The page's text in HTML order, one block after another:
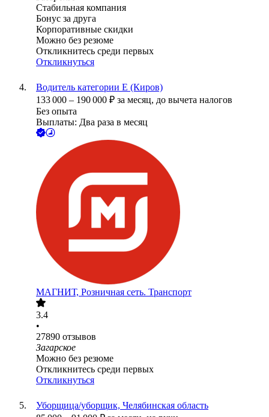
Стабильная компания
Бонус за друга
Корпоративные скидки
Можно без резюме
Откликнитесь среди первых
Откликнуться
Водитель категории Е (Киров)
133 000 – 190 000 ₽ за месяц, до вычета налогов
Без опыта
Выплаты: Два раза в месяц
МАГНИТ, Розничная сеть. Транспорт
3.4
•
27890 отзывов
Загарское
Можно без резюме
Откликнитесь среди первых
Откликнуться
Уборщица/уборщик, Челябинская область